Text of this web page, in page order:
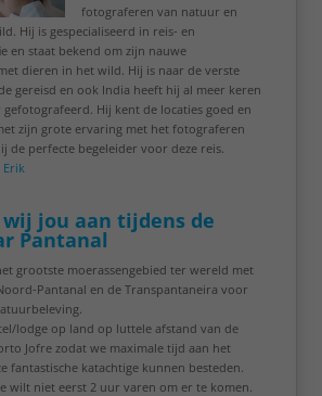
fotograferen van natuur en
Hij is gespecialiseerd in reis- en
en staat bekend om zijn nauwe
dieren in het wild. Hij is naar de verste
gereisd en ook India heeft hij al meer keren
gefotografeerd. Hij kent de locaties goed en
zijn grote ervaring met het fotograferen
de perfecte begeleider voor deze reis.
Erik
jou aan tijdens de
Pantanal
grootste moerassengebied ter wereld met
Pantanal en de Transpantaneira voor
lodge op land op luttele afstand van de
Jofre zodat we maximale tijd aan het
fantastische katachtige kunnen besteden.
wilt niet eerst 2 uur varen om er te komen.